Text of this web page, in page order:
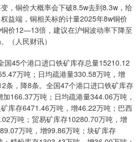
，铜价大概率会下破8.5w去到8.3w，给
益端，铜相关标的计量2025年8w铜价
价12—13倍，建议在沪铜波动率下降至
（人民财讯）
45个港口进口铁矿库存总量15210.12
万吨；日均疏港量330.58万吨，增
条，降8条。全国47个港口进口铁矿库存
166.37万吨；日均疏港量344.06万吨，
库存6471.46万吨，增46.22万吨；巴西
万吨；贸易矿库存10280.70万吨，增
万吨，增99.86万吨；块矿库存